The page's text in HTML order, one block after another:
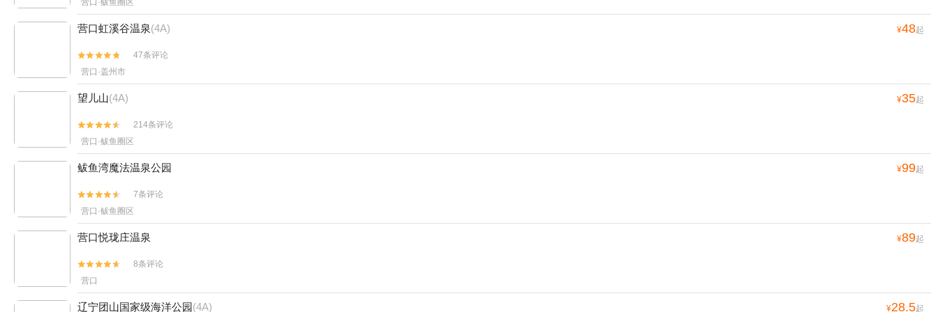
营口·鲅鱼圈区
营口虹溪谷温泉(4A) ¥48起


47条评论
营口·盖州市
望儿山(4A) ¥35起


214条评论
营口·鲅鱼圈区
鲅鱼湾魔法温泉公园 ¥99起


7条评论
营口·鲅鱼圈区
营口悦珑庄温泉 ¥89起


8条评论
营口
辽宁团山国家级海洋公园(4A) ¥28.5起